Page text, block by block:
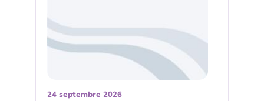
24 septembre 2026